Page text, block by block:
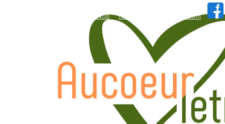
WhatsApp: +84.909.426.406 hallo@aucoeurvietnam.com